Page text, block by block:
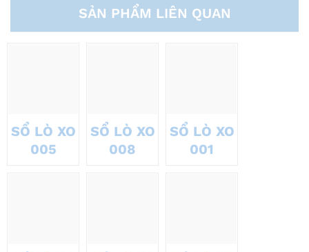
SẢN PHẨM LIÊN QUAN
SỔ LÒ XO
005
SỔ LÒ XO
008
SỔ LÒ XO
001